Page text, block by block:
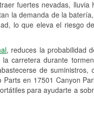
fuertes nevadas,
la demanda de la
lo que eleva el riesgo
, reduces la probabilidad
carretera durante
de
en 17501 Canyon
para ayudarte a